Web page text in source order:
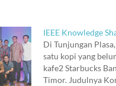
IEEE Knowledge
Di Tunjungan
satu kopi yang
kafe2 Starbucks
Timor. Judulnya